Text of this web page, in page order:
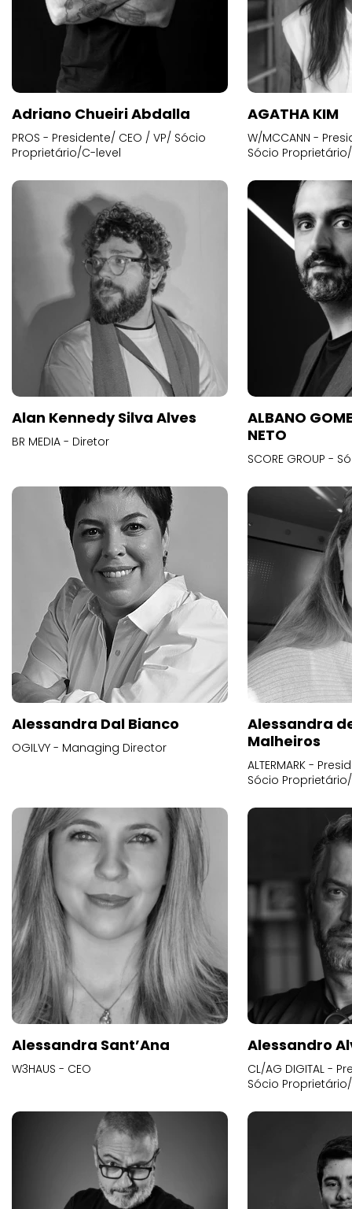
Adriano Chueiri Abdalla
PROS - Presidente/ CEO / VP/ Sócio
Proprietário/C-level
AGATHA KIM
W/MCCANN -
Sócio
Alan Kennedy Silva Alves
BR MEDIA - Diretor
ALBANO
NETO
SCORE GROUP -
Alessandra Dal Bianco
OGILVY - Managing Director
Alessandra
Malheiros
ALTERMARK -
Sócio
Alessandra Sant’Ana
W3HAUS - CEO
Alessandro
CL/AG DIGITAL -
Sócio